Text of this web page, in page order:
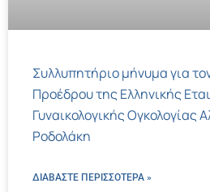
Συλλυπητήριο μήνυμα για
Προέδρου της Ελληνικής
Γυναικολογικής Ογκολογίας
Ροδολάκη
ΔΙΑΒΑΣΤΕ ΠΕΡΙΣΣΌΤΕΡΑ »